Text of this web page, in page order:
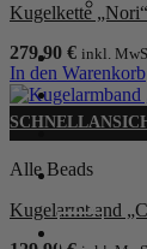
Anmelden /
auf.
Die
Optionen
können
auf
der
Produktseite
werden
Kugelkette
279,90 € inkl.
In den Warenkorb
Alle Beads
Kugelarmband